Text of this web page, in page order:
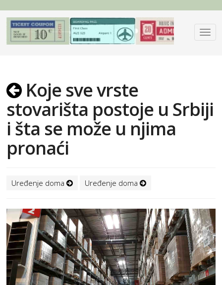
Koje sve vrste
stovarišta postoje u Srbiji
i šta se može u njima
pronaći
Uređenje doma Uređenje doma